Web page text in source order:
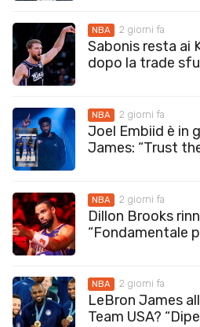
NBA 2 giorni fa
Sabonis resta ai
dopo la trade
NBA 2 giorni fa
Joel Embiid è in
James: “Trust
NBA 2 giorni fa
Dillon Brooks
“Fondamentale
NBA 2 giorni fa
LeBron James
Team USA?